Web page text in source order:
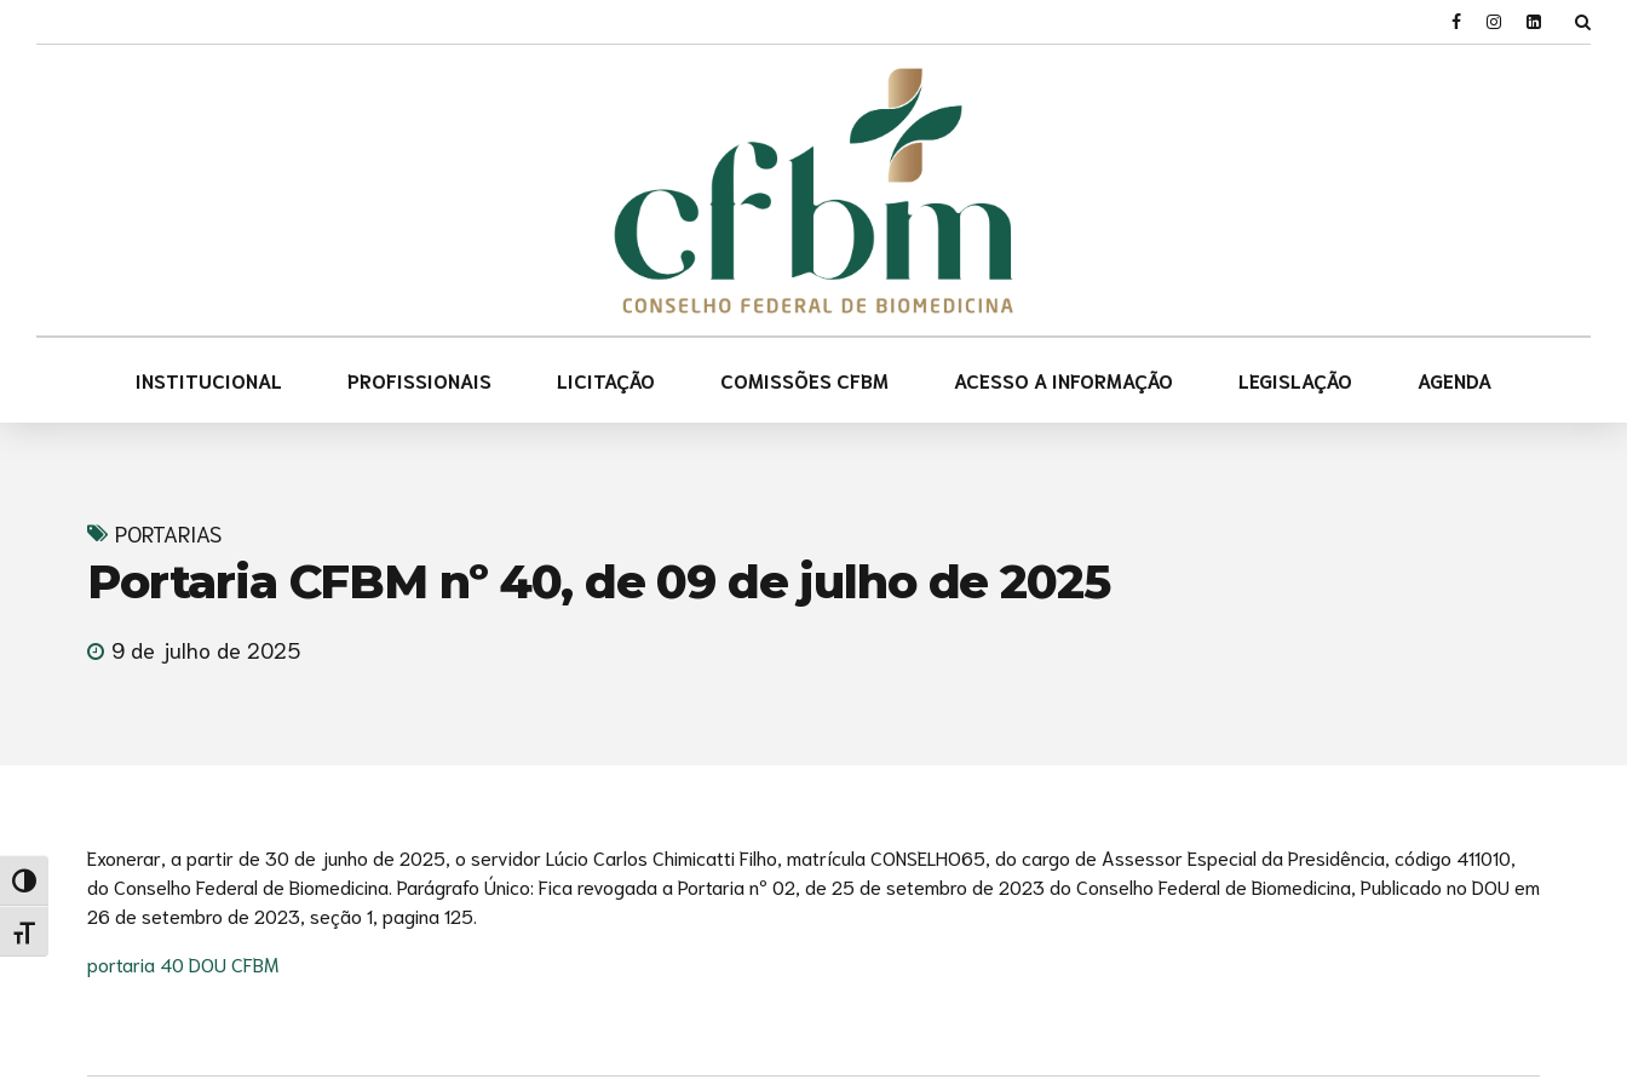
Alternar alto contraste
Alternar tamanho da fonte
INSTITUCIONAL PROFISSIONAIS LICITAÇÃO COMISSÕES CFBM ACESSO A INFORMAÇÃO LEGISLAÇÃO AGENDA
PORTARIAS
Portaria CFBM nº 40, de 09 de julho de 2025
9 de julho de 2025
Exonerar, a partir de 30 de junho de 2025, o servidor Lúcio Carlos Chimicatti Filho, matrícula CONSELHO65, do cargo de Assessor Especial da Presidência, código 411010,
do Conselho Federal de Biomedicina. Parágrafo Único: Fica revogada a Portaria nº 02, de 25 de setembro de 2023 do Conselho Federal de Biomedicina, Publicado no DOU em
26 de setembro de 2023, seção 1, pagina 125.
portaria 40 DOU CFBM